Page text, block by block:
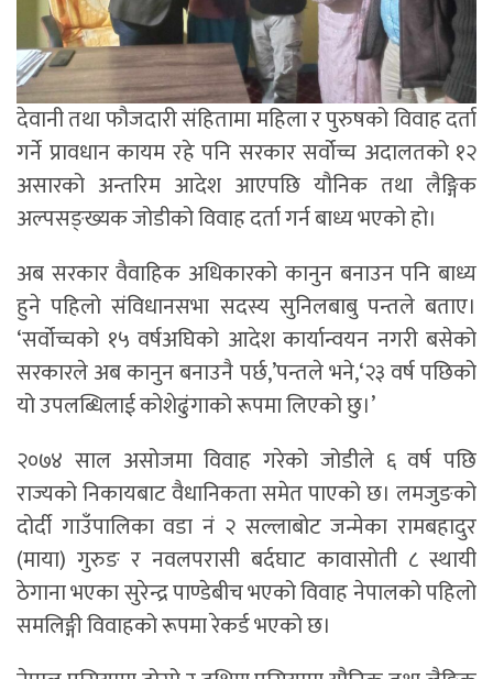
देवानी तथा फौजदारी संहितामा महिला र पुरुषको विवाह दर्ता
गर्ने प्रावधान कायम रहे पनि सरकार सर्वोच्च अदालतको १२
असारको अन्तरिम आदेश आएपछि यौनिक तथा लैङ्गिक
अल्पसङ्ख्यक जोडीको विवाह दर्ता गर्न बाध्य भएको हो।
अब सरकार वैवाहिक अधिकारको कानुन बनाउन पनि बाध्य
हुने पहिलो संविधानसभा सदस्य सुनिलबाबु पन्तले बताए।
‘सर्वोच्चको १५ वर्षअघिको आदेश कार्यान्वयन नगरी बसेको
सरकारले अब कानुन बनाउनै पर्छ,’पन्तले भने,‘२३ वर्ष पछिको
यो उपलब्धिलाई कोशेढुंगाको रूपमा लिएको छु।’
२०७४ साल असोजमा विवाह गरेको जोडीले ६ वर्ष पछि
राज्यको निकायबाट वैधानिकता समेत पाएको छ। लमजुङको
दोर्दी गाउँपालिका वडा नं २ सल्लाबोट जन्मेका रामबहादुर
(माया) गुरुङ र नवलपरासी बर्दघाट कावासोती ८ स्थायी
ठेगाना भएका सुरेन्द्र पाण्डेबीच भएको विवाह नेपालको पहिलो
समलिङ्गी विवाहको रूपमा रेकर्ड भएको छ।